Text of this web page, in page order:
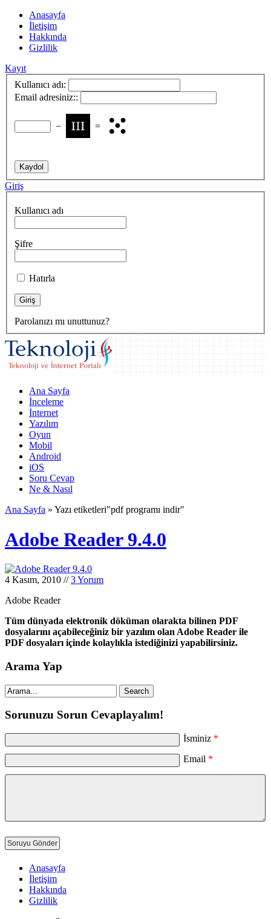
Anasayfa
İletişim
Hakkında
Gizlilik
Kayıt
Kullanıcı adı:
Email adresiniz::
− =
Giriş
Kullanıcı adı
Şifre
Hatırla
Parolanızı mı unuttunuz?
Ana Sayfa
İnceleme
İnternet
Yazılım
Oyun
Mobil
Android
iOS
Soru Cevap
Ne & Nasıl
Ana Sayfa » Yazı etiketleri"pdf programı indir"
Adobe Reader 9.4.0
4 Kasım, 2010 //3 Yorum
Adobe Reader
Tüm dünyada elektronik döküman olarakta bilinen PDF
dosyalarını açabileceğiniz bir yazılım olan Adobe Reader ile
PDF dosyaları içinde kolaylıkla istediğinizi yapabilirsiniz.
Arama Yap
Sorunuzu Sorun Cevaplayalım!
İsminiz *
Email *
Anasayfa
İletişim
Hakkında
Gizlilik